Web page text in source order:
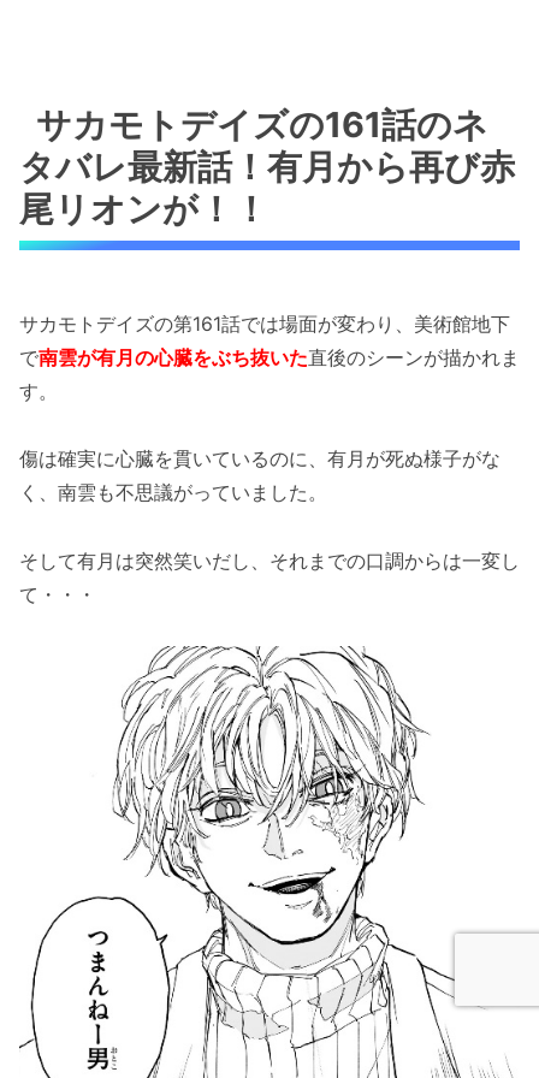
サカモトデイズの161話のネ
タバレ最新話！有月から再び赤
尾リオンが！！
サカモトデイズの第161話では場面が変わり、美術館地下
で南雲が有月の心臓をぶち抜いた直後のシーンが描かれま
す。
傷は確実に心臓を貫いているのに、有月が死ぬ様子がな
く、南雲も不思議がっていました。
そして有月は突然笑いだし、それまでの口調からは一変し
て・・・